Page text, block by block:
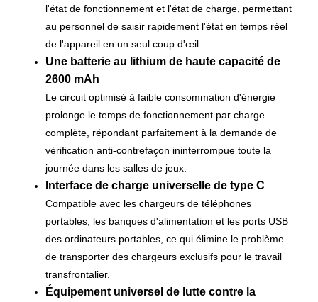
l'état de fonctionnement et l'état de charge, permettant
au personnel de saisir rapidement l'état en temps réel
de l'appareil en un seul coup d'œil.
Une batterie au lithium de haute capacité de
2600 mAh
Le circuit optimisé à faible consommation d'énergie
prolonge le temps de fonctionnement par charge
complète, répondant parfaitement à la demande de
vérification anti-contrefaçon ininterrompue toute la
journée dans les salles de jeux.
Interface de charge universelle de type C
Compatible avec les chargeurs de téléphones
portables, les banques d'alimentation et les ports USB
des ordinateurs portables, ce qui élimine le problème
de transporter des chargeurs exclusifs pour le travail
transfrontalier.
Équipement universel de lutte contre la